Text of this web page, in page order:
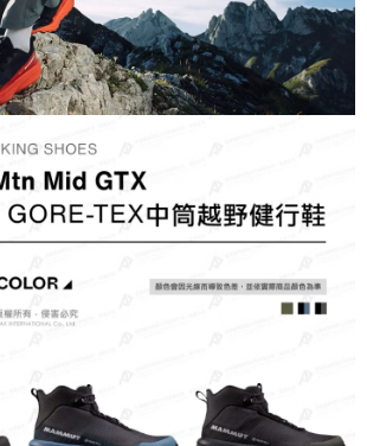
含以上)免運費
含以上)免運費
費買家自付，順豐交貨並收取運費) 查看運費